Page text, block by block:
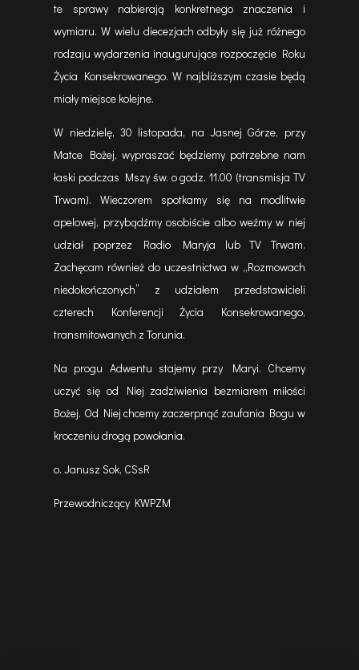
te sprawy nabierają konkretnego znaczenia i
wymiaru. W wielu diecezjach odbyły się już różnego
rodzaju wydarzenia inaugurujące rozpoczęcie Roku
Życia Konsekrowanego. W najbliższym czasie będą
miały miejsce kolejne.
W niedzielę, 30 listopada, na Jasnej Górze, przy
Matce Bożej, wypraszać będziemy potrzebne nam
łaski podczas Mszy św. o godz. 11.00 (transmisja TV
Trwam). Wieczorem spotkamy się na modlitwie
apelowej, przybądźmy osobiście albo weźmy w niej
udział poprzez Radio Maryja lub TV Trwam.
Zachęcam również do uczestnictwa w „Rozmowach
niedokończonych” z udziałem przedstawicieli
czterech Konferencji Życia Konsekrowanego,
transmitowanych z Torunia.
Na progu Adwentu stajemy przy Maryi. Chcemy
uczyć się od Niej zadziwienia bezmiarem miłości
Bożej. Od Niej chcemy zaczerpnąć zaufania Bogu w
kroczeniu drogą powołania.
o. Janusz Sok, CSsR
Przewodniczący KWPZM